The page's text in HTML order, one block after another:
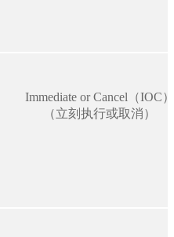
Immediate or Cancel（IOC）
（立刻执行或取消）